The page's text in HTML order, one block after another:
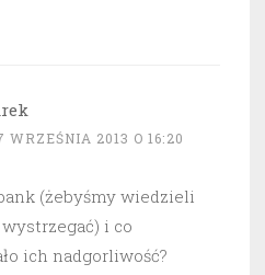
WRZEŚNIA 2013 O 16:20
(żebyśmy wiedzieli
i co
ich nadgorliwość?